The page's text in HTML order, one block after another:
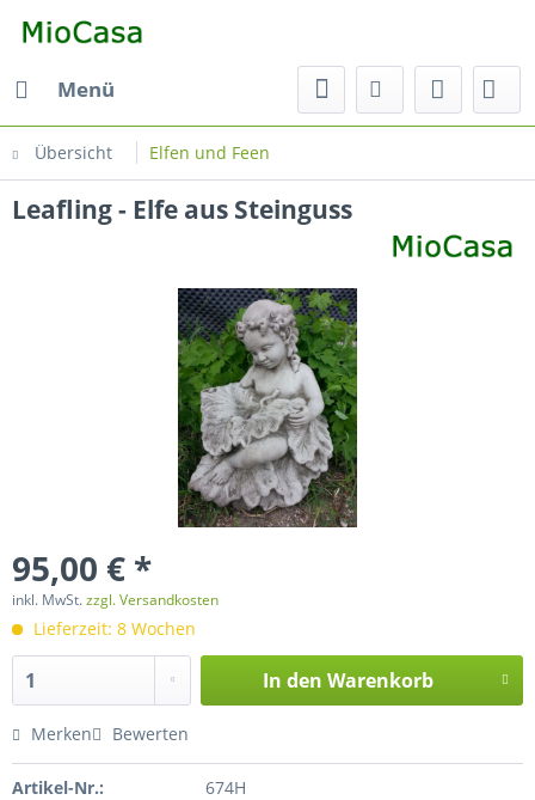
Menü
Übersicht Elfen und Feen
Leafling - Elfe aus Steinguss
95,00 € *
inkl. MwSt.zzgl. Versandkosten
Lieferzeit: 8 Wochen
In den Warenkorb
Merken Bewerten
Artikel-Nr.:
674H